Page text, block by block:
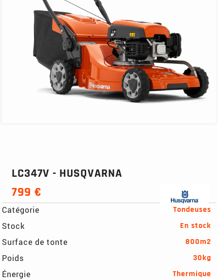
LC347V - HUSQVARNA
799 €
Catégorie
Tondeuses
Stock
En stock
Surface de tonte
800m2
Poids
30kg
Énergie
Thermique